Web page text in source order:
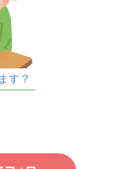
す？